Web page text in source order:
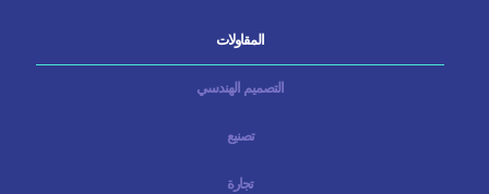
المقاولات
التصميم الهندسي
تصنيع
تجارة